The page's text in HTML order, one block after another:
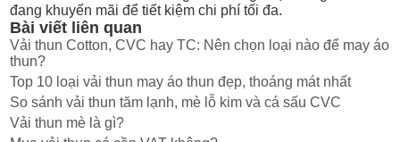
đang khuyến mãi để tiết kiệm chi phí tối đa.
Bài viết liên quan
Vải thun Cotton, CVC hay TC: Nên chọn loại nào để may áo
thun?
Top 10 loại vải thun may áo thun đẹp, thoáng mát nhất
So sánh vải thun tăm lạnh, mè lỗ kim và cá sấu CVC
Vải thun mè là gì?